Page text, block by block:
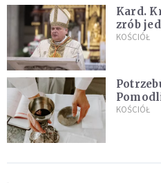
Kard.
zrób
stanie
KOŚCIÓŁ
KOŚCIÓŁ